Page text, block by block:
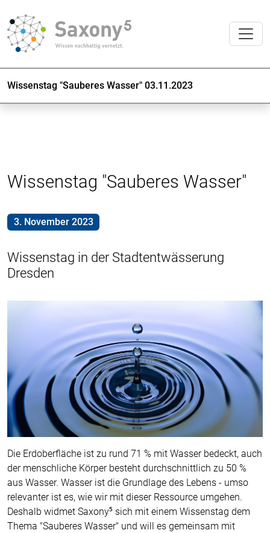
Wissenstag "Sauberes Wasser" 03.11.2023
Wissenstag "Sauberes Wasser"
3. November 2023
Wissenstag in der Stadtentwässerung
Dresden
Die Erdoberfläche ist zu rund 71 % mit Wasser bedeckt, auch
der menschliche Körper besteht durchschnittlich zu 50 %
aus Wasser. Wasser ist die Grundlage des Lebens - umso
relevanter ist es, wie wir mit dieser Ressource umgehen.
Deshalb widmet Saxony⁵ sich mit einem Wissenstag dem
Thema "Sauberes Wasser" und will es gemeinsam mit